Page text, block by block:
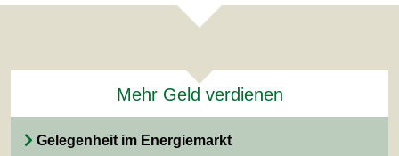
Mehr Geld verdienen
Gelegenheit im Energiemarkt